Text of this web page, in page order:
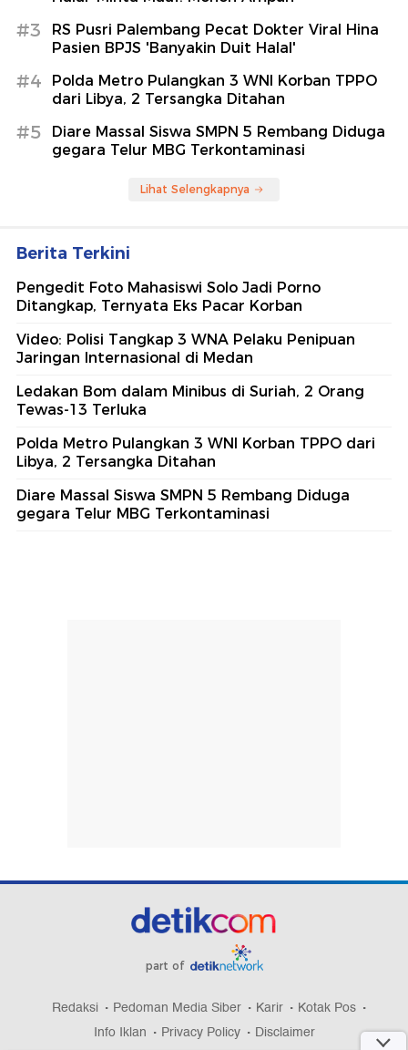
#3
RS Pusri Palembang Pecat Dokter Viral Hina
Pasien BPJS 'Banyakin Duit Halal'
#4
Polda Metro Pulangkan 3 WNI Korban TPPO
dari Libya, 2 Tersangka Ditahan
#5
Diare Massal Siswa SMPN 5 Rembang Diduga
gegara Telur MBG Terkontaminasi
Lihat Selengkapnya
Berita Terkini
Pengedit Foto Mahasiswi Solo Jadi Porno
Ditangkap, Ternyata Eks Pacar Korban
Video: Polisi Tangkap 3 WNA Pelaku Penipuan
Jaringan Internasional di Medan
Ledakan Bom dalam Minibus di Suriah, 2 Orang
Tewas-13 Terluka
Polda Metro Pulangkan 3 WNI Korban TPPO dari
Libya, 2 Tersangka Ditahan
Diare Massal Siswa SMPN 5 Rembang Diduga
gegara Telur MBG Terkontaminasi
part of
Redaksi Pedoman Media Siber Karir
Kotak Pos
Info Iklan
Privacy Policy Disclaimer